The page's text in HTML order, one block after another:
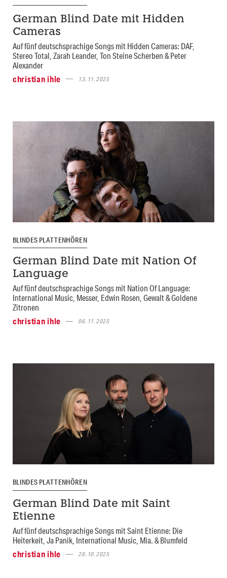
German Blind Date mit Hidden
Cameras
Auf fünf deutschsprachige Songs mit Hidden Cameras: DAF,
Stereo Total, Zarah Leander, Ton Steine Scherben & Peter
Alexander
christian ihle
13.11.2025
BLINDES PLATTENHÖREN
German Blind Date mit Nation Of
Language
Auf fünf deutschsprachige Songs mit Nation Of Language:
International Music, Messer, Edwin Rosen, Gewalt & Goldene
Zitronen
christian ihle
06.11.2025
BLINDES PLATTENHÖREN
German Blind Date mit Saint
Etienne
Auf fünf deutschsprachige Songs mit Saint Etienne: Die
Heiterkeit, Ja Panik, International Music, Mia. & Blumfeld
christian ihle
28.10.2025